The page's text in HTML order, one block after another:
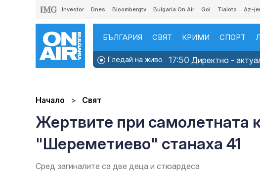
Investor Dnes Bloombergtv Bulgaria On Air Gol Tialoto Az-
БЪЛГАРИЯ СВЯТ КРИМИ СПОРТ
Гледай на живо 17:50 Директно -
Начало Свят
Жертвите при самолетната
"Шереметиево" станаха 41
Сред загиналите са две деца и стюардеса